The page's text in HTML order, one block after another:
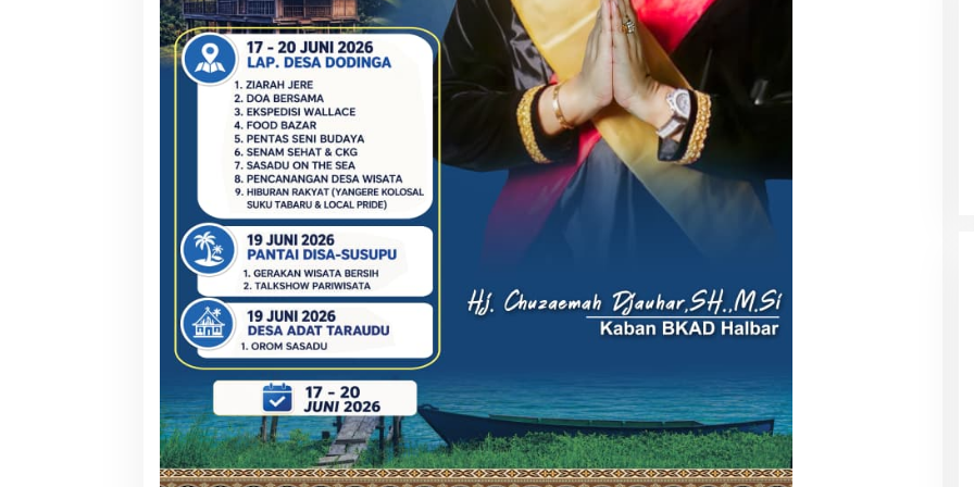
RSUD Tobelo Perluas Akses
Layanan Jantung Anak, Didukung
Alat Echocardiography Bantuan
Kolaborasi NHM dan IDI Halut
Hadirkan Layanan Kesehatan bagi
Warga Terdampak Bencana Kao
Barat
Pemda Haltim dan Pemda Halut
Teken MoU Pelayanan Kesehatan